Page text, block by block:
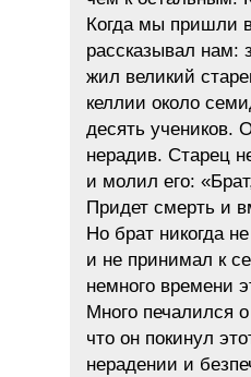
Когда мы пришли
рассказывал нам:
жил великий
келлии около
десять учеников.
нерадив. Старец
и молил его:
Придет смерть и
Но брат никогда
и не принимал к
немного времени
Много печалился
что он покинул
нерадении и